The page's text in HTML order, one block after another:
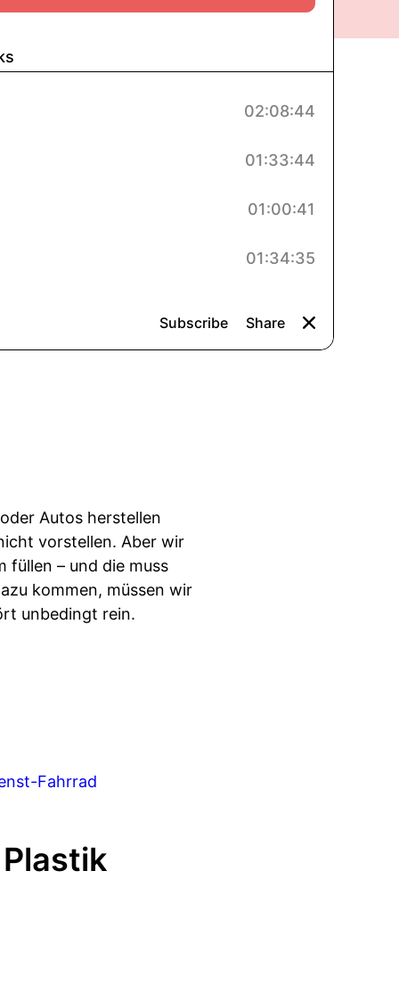
Autos herstellen
vorstellen. Aber wir
füllen – und die muss
kommen, müssen wir
unbedingt rein.
Fahrrad